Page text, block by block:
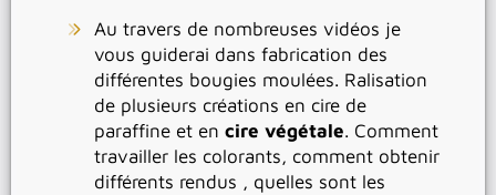
Au travers de nombreuses vidéos je
vous guiderai dans fabrication des
différentes bougies moulées. Ralisation
de plusieurs créations en cire de
paraffine et en cire végétale. Comment
travailler les colorants, comment obtenir
différents rendus , quelles sont les